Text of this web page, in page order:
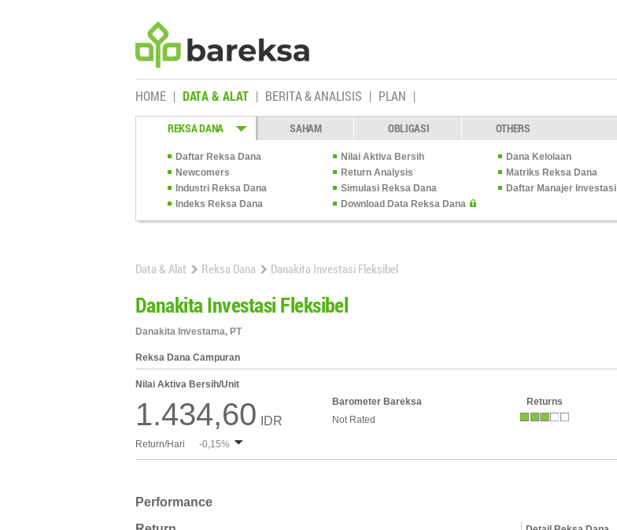
HOME DATA & ALAT BERITA & ANALISIS PLAN
REKSA DANA SAHAM OBLIGASI OTHERS
Daftar Reksa Dana Nilai Aktiva Bersih Dana Kelolaan
Newcomers
Return Analysis Matriks Reksa Dana
Industri Reksa Dana
Simulasi Reksa Dana Daftar Manajer Investasi
Indeks Reksa Dana
Download Data Reksa Dana
Data & Alat Reksa Dana Danakita Investasi Fleksibel
Danakita Investasi Fleksibel
Danakita Investama, PT
Reksa Dana Campuran
Nilai Aktiva Bersih/Unit
1.434,60 IDR
Barometer Bareksa
Not Rated
Returns
Return/Hari -0,15%
Performance